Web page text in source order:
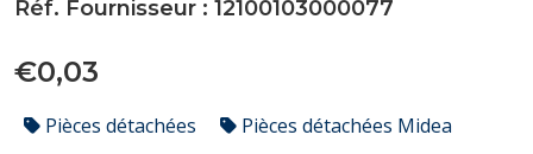
Réf. Fournisseur : 12100103000077
€0,03
Pièces détachées Pièces détachées Midea